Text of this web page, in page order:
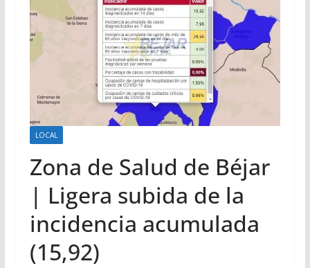
LOCAL
Zona de Salud de Béjar
| Ligera subida de la
incidencia acumulada
(15,92)